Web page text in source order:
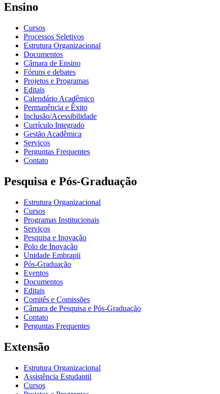
Ensino
Cursos
Processos Seletivos
Estrutura Organizacional
Documentos
Câmara de Ensino
Fóruns e debates
Projetos e Programas
Editais
Calendário Acadêmico
Permanência e Êxito
Inclusão/Acessibilidade
Currículo Integrado
Gestão Acadêmica
Serviços
Perguntas Frequentes
Contato
Pesquisa e Pós-Graduação
Estrutura Organizacional
Cursos
Programas Institucionais
Serviços
Pesquisa e Inovação
Polo de Inovação
Unidade Embrapii
Pós-Graduação
Eventos
Documentos
Editais
Comitês e Comissões
Câmara de Pesquisa e Pós-Graduação
Contato
Perguntas Frequentes
Extensão
Estrutura Organizacional
Assistência Estudantil
Cursos